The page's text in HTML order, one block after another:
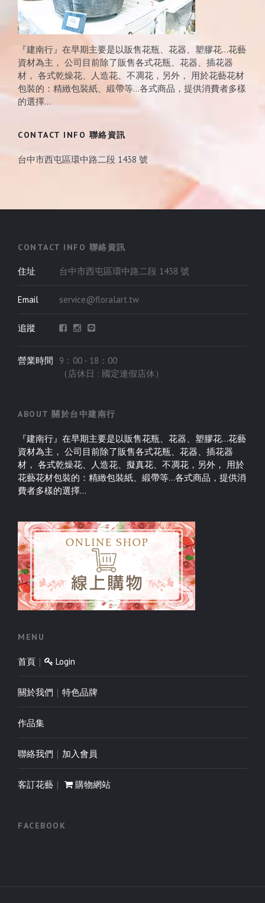
『建南行』在早期主要是以販售花瓶、花器、塑膠花…花藝
資材為主， 公司目前除了販售各式花瓶、花器、插花器
材， 各式乾燥花、人造花、不凋花，另外， 用於花藝花材
包裝的：精緻包裝紙、緞帶等…各式商品，提供消費者多樣
的選擇...
CONTACT INFO 聯絡資訊
台中市西屯區環中路二段 1438 號
CONTACT INFO 聯絡資訊
住址 台中市西屯區環中路二段 1438 號
Email service@floralart.tw
追蹤
營業時間
9：00 - 18：00
（店休日 : 國定連假店休 ）
ABOUT 關於台中建南行
『建南行』在早期主要是以販售花瓶、花器、塑膠花…花藝
資材為主， 公司目前除了販售各式花瓶、花器、插花器
材， 各式乾燥花、人造花、擬真花、不凋花，另外， 用於
花藝花材包裝的：精緻包裝紙、緞帶等…各式商品，提供消
費者多樣的選擇...
MENU
首頁 ｜ Login
關於我們 ｜ 特色品牌
作品集
聯絡我們 ｜ 加入會員
客訂花藝 ｜ 購物網站
FACEBOOK